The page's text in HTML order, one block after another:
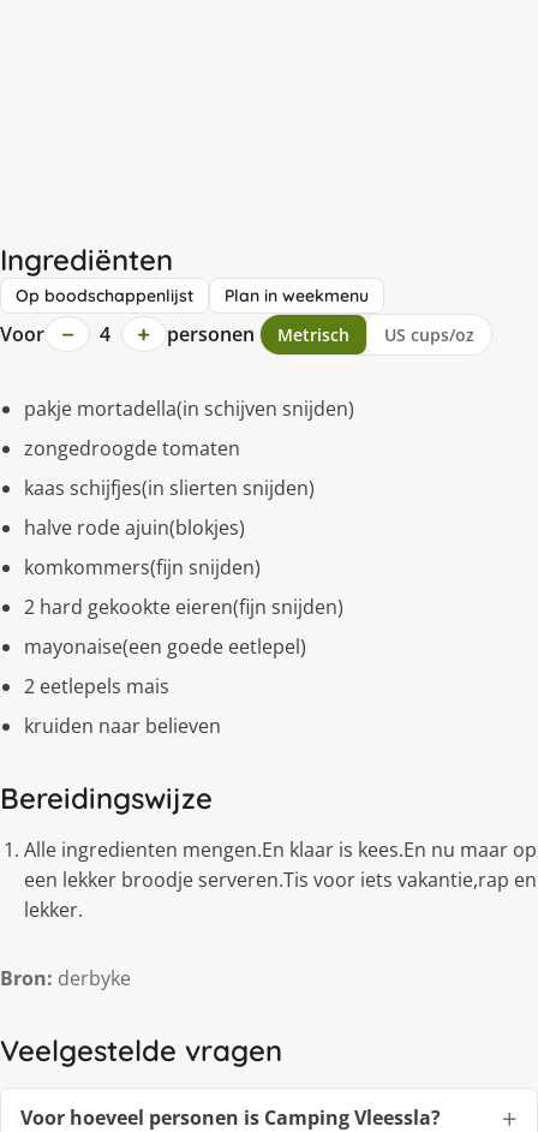
Ingrediënten
Op boodschappenlijst Plan in weekmenu
Voor − 4 + personen Metrisch US cups/oz
pakje mortadella(in schijven snijden)
zongedroogde tomaten
kaas schijfjes(in slierten snijden)
halve rode ajuin(blokjes)
komkommers(fijn snijden)
2 hard gekookte eieren(fijn snijden)
mayonaise(een goede eetlepel)
2 eetlepels mais
kruiden naar believen
Bereidingswijze
Alle ingredienten mengen.En klaar is kees.En nu maar op
een lekker broodje serveren.Tis voor iets vakantie,rap en
lekker.
Bron: derbyke
Veelgestelde vragen
Voor hoeveel personen is Camping Vleessla?